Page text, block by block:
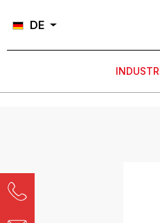
DE
Bildergalerie überspringen